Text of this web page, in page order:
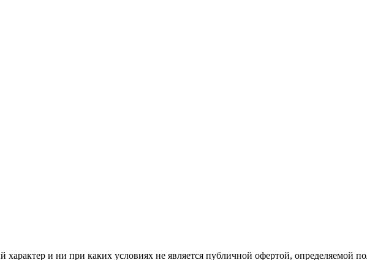
и ни при каких условиях не является публичной офертой, определяемой